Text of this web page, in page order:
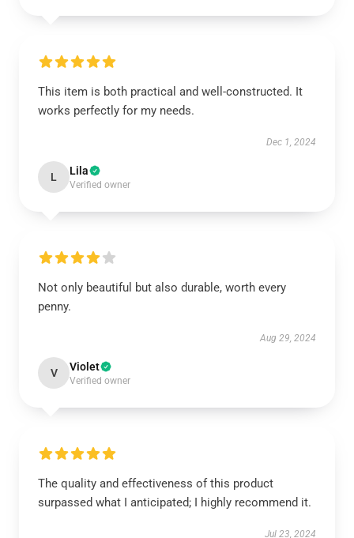
This item is both practical and well-constructed. It
works perfectly for my needs.
Dec 1, 2024
L Lila
Verified owner
Not only beautiful but also durable, worth every
penny.
Aug 29, 2024
V Violet
Verified owner
The quality and effectiveness of this product
surpassed what I anticipated; I highly recommend it.
Jul 23, 2024